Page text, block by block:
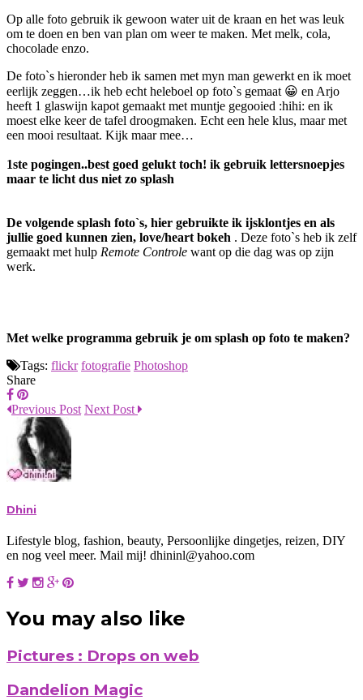
Op alle foto gebruik ik gewoon water uit de kraan en het was leuk
om te doen en ben van plan om weer te maken. Met melk, cola,
chocolade enzo.
De foto`s hieronder heb ik samen met myn man gewerkt en ik moet
eerlijk zeggen…ik heb echt heleboel op foto`s gemaat 😀 en Arjo
heeft 1 glaswijn kapot gemaakt met muntje gegooied :hihi: en ik
moest elke keer de tafel droogmaken. Echt een hele klus, maar met
een mooi resultaat. Kijk maar mee…
1ste pogingen..best goed gelukt toch! ik gebruik lettersnoepjes
maar te licht dus niet zo splash
De volgende splash foto`s, hier gebruikte ik ijsklontjes en als
jullie goed kunnen zien, love/heart bokeh . Deze foto`s heb ik zelf
gemaakt met hulp Remote Controle want op die dag was op zijn
werk.
Met welke programma gebruik je om splash op foto te maken?
Tags: flickr fotografie Photoshop
Share
Previous Post Next Post
Dhini
Lifestyle blog, fashion, beauty, Persoonlijke dingetjes, reizen, DIY
en nog veel meer. Mail mij! dhininl@yahoo.com
You may also like
Pictures : Drops on web
Dandelion Magic